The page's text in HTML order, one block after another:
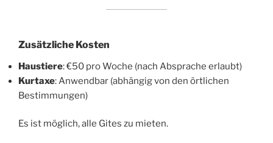
Zusätzliche Kosten
Haustiere: €50 pro Woche (nach Absprache erlaubt)
Kurtaxe: Anwendbar (abhängig von den örtlichen
Bestimmungen)
Es ist möglich, alle Gites zu mieten.